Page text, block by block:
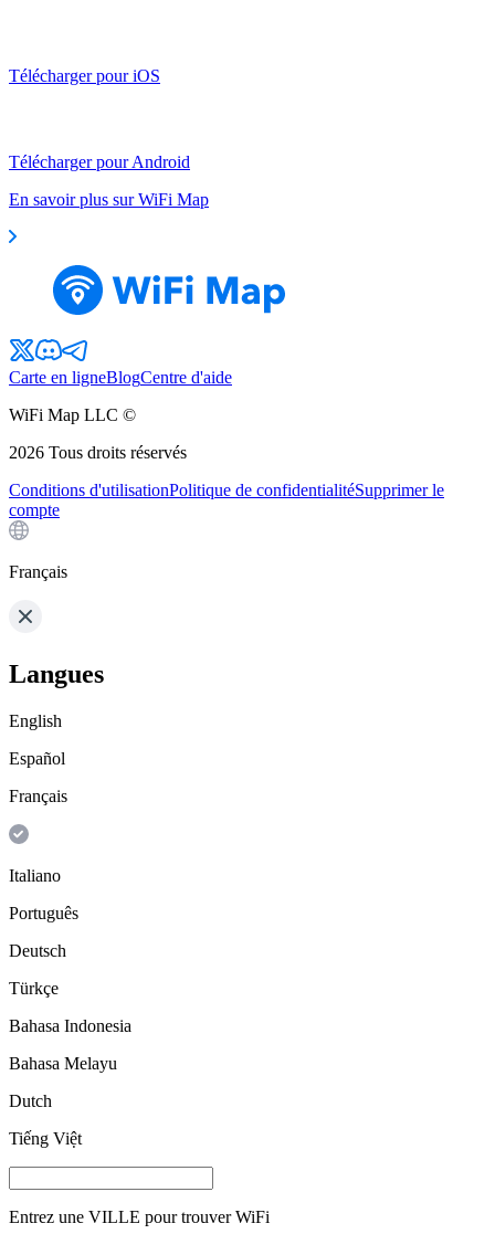
Télécharger pour iOS
Télécharger pour Android
En savoir plus sur WiFi Map
Carte en ligneBlogCentre d'aide
WiFi Map LLC ©
2026 Tous droits réservés
Conditions d'utilisationPolitique de confidentialitéSupprimer le
compte
Français
Langues
English
Español
Français
Italiano
Português
Deutsch
Türkçe
Bahasa Indonesia
Bahasa Melayu
Dutch
Tiếng Việt
Entrez une VILLE pour trouver WiFi